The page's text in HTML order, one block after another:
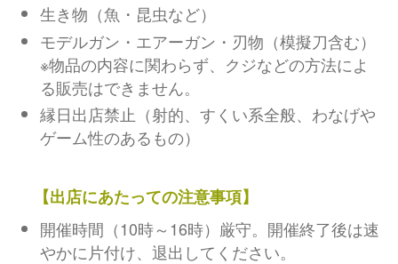
生き物（魚・昆虫など）
モデルガン・エアーガン・刃物（模擬刀含む）
※物品の内容に関わらず、クジなどの方法によ
る販売はできません。
縁日出店禁止（射的、すくい系全般、わなげや
ゲーム性のあるもの）
【出店にあたっての注意事項】
開催時間（10時～16時）厳守。開催終了後は速
やかに片付け、退出してください。